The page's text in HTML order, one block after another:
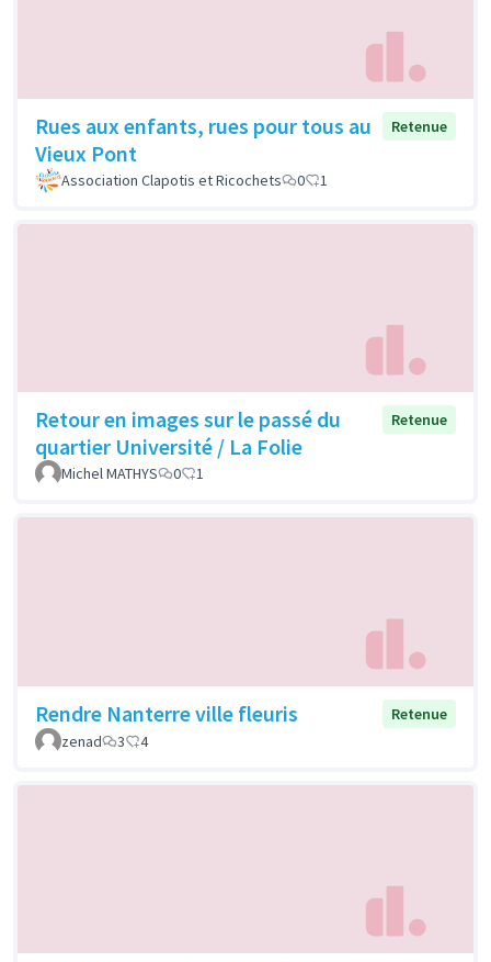
Rues aux enfants, rues pour tous au
Vieux Pont
Retenue
Association Clapotis et Ricochets 0 1
Retour en images sur le passé du
quartier Université / La Folie
Retenue
Michel MATHYS 0 1
Rendre Nanterre ville fleuris
Retenue
zenad
3 4